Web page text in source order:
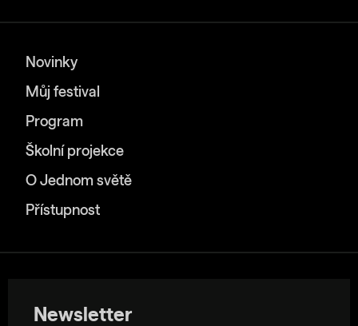
Novinky
Můj festival
Program
Školní projekce
O Jednom světě
Přístupnost
Newsletter